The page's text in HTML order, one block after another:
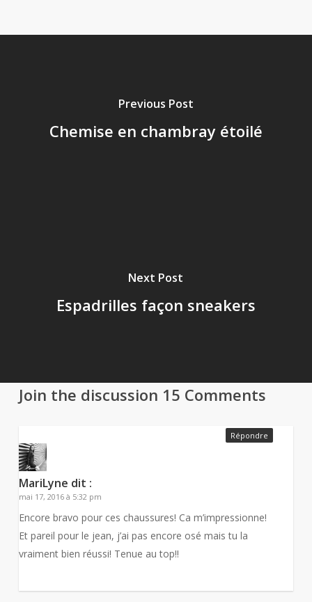
Previous Post
Chemise en chambray étoilé
Next Post
Espadrilles façon sneakers
Join the discussion 15 Comments
MariLyne dit :
mai 17, 2016 à 5:32 pm
Encore bravo pour ces chaussures! Ca m’impressionne!
Et pareil pour le jean, j’ai pas encore osé mais tu la
vraiment bien réussi! Tenue au top!!
Répondre